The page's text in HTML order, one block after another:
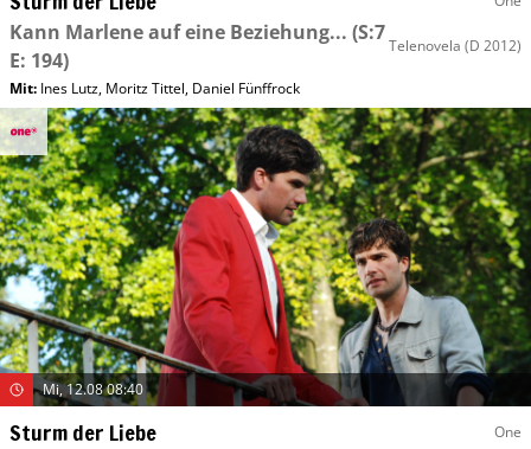
Kann Marlene auf eine Beziehung... (S:7
E: 194)
Telenovela (D 2012)
Mit: Ines Lutz, Moritz Tittel, Daniel Fünffrock
Mi, 12.08 08:40
Sturm der Liebe One